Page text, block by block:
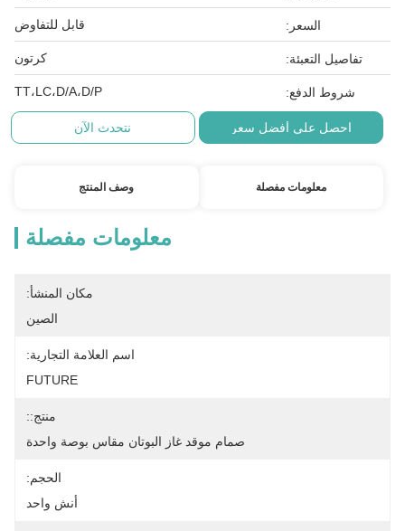
السعر: قابل للتفاوض
تفاصيل التعبئة: كرتون
شروط الدفع: TT،LC،D/A،D/P
احصل على أفضل سعر نتحدث الآن
معلومات مفصلة وصف المنتج
معلومات مفصلة
مكان المنشأ:
الصين
اسم العلامة التجارية:
FUTURE
منتج::
صمام موقد غاز البوتان مقاس بوصة واحدة
الحجم:
أنش واحد